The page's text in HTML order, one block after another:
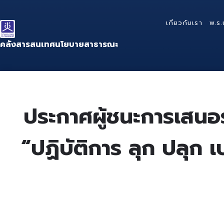
to
content
to
main
navigation
to
footer
คลังสารสนเทศนโยบายสาธารณะ
เกี่ยวกับเรา พ.ร
ประกาศผู้ชนะการเสน
“ปฏิบัติการ ลุก ปลุก เ